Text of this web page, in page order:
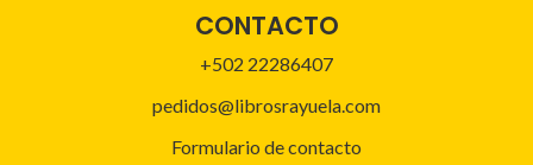
CONTACTO
+502 22286407
pedidos@librosrayuela.com
Formulario de contacto